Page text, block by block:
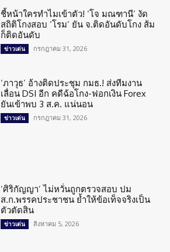
ชี้หน้าใครทำไมเข้าตัว! ‘โจ มณฑานี’ งัด
สถิติโกงสอบ ‘โรม’ ยัน จ.ติดอันดับโกง ส้ม
ก็ติดอันดับ
ข่าวเด่น กรกฎาคม 31, 2026
‘ภาวุธ’ อ้างติดประชุม กมธ.! ส่งทีมงาน
เลื่อน DSI อีก คดีฉ้อโกง-ฟอกเงิน Forex
ยันเข้าพบ 3 ส.ค. แน่นอน
ข่าวเด่น กรกฎาคม 31, 2026
‘ศิริกัญญา’ ไม่หวั่นถูกตรวจสอบ ปม
ส.ก.พรรคประชาชน ย้ำให้ข้อเท็จจริงเป็น
ตัวตัดสิน
ข่าวเด่น สิงหาคม 5, 2026